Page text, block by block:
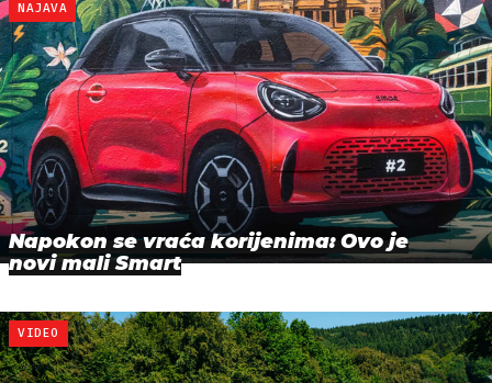
NAJAVA
Napokon se vraća korijenima: Ovo je
novi mali Smart
VIDEO